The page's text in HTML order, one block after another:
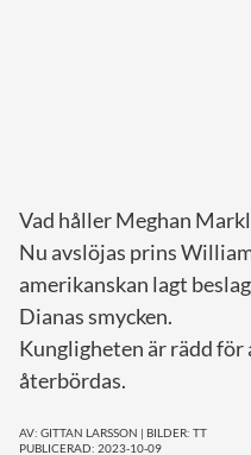
Vad håller Meghan
Nu avslöjas prins
amerikanskan lagt
Dianas smycken.
Kungligheten är rädd
återbördas.
AV: GITTAN LARSSON | BILDER: TT
PUBLICERAD: 2023-10-09